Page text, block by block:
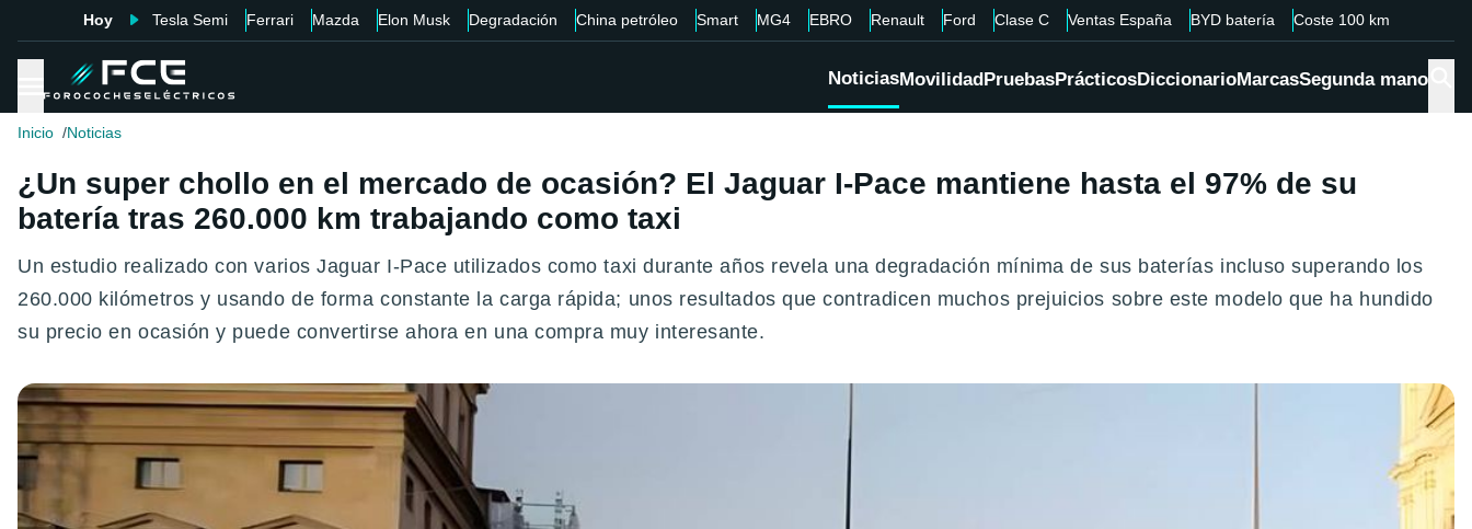
Hoy Tesla Semi Ferrari Mazda Elon Musk Degradación China petróleo Smart MG4 EBRO Renault Ford Clase C Ventas España BYD batería Coste 100 km
NoticiasMovilidadPruebasPrácticosDiccionarioMarcasSegunda mano
Inicio Noticias
¿Un super chollo en el mercado de ocasión? El Jaguar I-Pace mantiene hasta el 97% de su
batería tras 260.000 km trabajando como taxi
Un estudio realizado con varios Jaguar I-Pace utilizados como taxi durante años revela una degradación mínima de sus baterías incluso superando los
260.000 kilómetros y usando de forma constante la carga rápida; unos resultados que contradicen muchos prejuicios sobre este modelo que ha hundido
su precio en ocasión y puede convertirse ahora en una compra muy interesante.